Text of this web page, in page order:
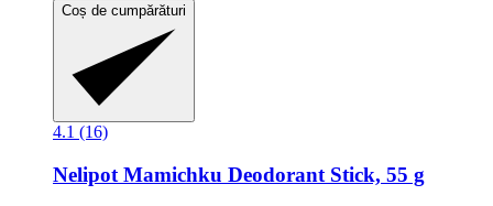
Coș de cumpărături
4.1 (16)
Nelipot Mamichku Deodorant Stick, 55 g